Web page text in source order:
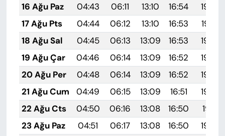
16 Ağu Paz
04:43 06:11 13:10 16:54
19:58
17 Ağu Pts
04:44 06:12 13:10 16:53
19:57
18 Ağu Sal
04:45 06:13 13:09 16:53
19:56
19 Ağu Çar
04:46 06:14 13:09 16:52
19:55
20 Ağu Per
04:48 06:14 13:09 16:52
19:53
21 Ağu Cum
04:49 06:15 13:09 16:51
19:52
22 Ağu Cts
04:50 06:16 13:08 16:50
19:51
23 Ağu Paz
04:51 06:17 13:08 16:50
19:49